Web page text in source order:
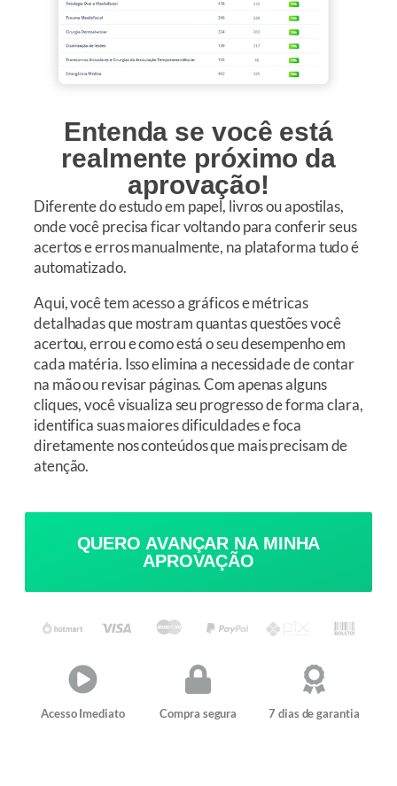
Entenda se você está
realmente próximo da
aprovação!
Diferente do estudo em papel, livros ou apostilas,
onde você precisa ficar voltando para conferir seus
acertos e erros manualmente, na plataforma tudo é
automatizado.
Aqui, você tem acesso a gráficos e métricas
detalhadas que mostram quantas questões você
acertou, errou e como está o seu desempenho em
cada matéria. Isso elimina a necessidade de contar
na mão ou revisar páginas. Com apenas alguns
cliques, você visualiza seu progresso de forma clara,
identifica suas maiores dificuldades e foca
diretamente nos conteúdos que mais precisam de
atenção.
QUERO AVANÇAR NA MINHA
APROVAÇÃO
Acesso Imediato Compra segura 7 dias de garantia